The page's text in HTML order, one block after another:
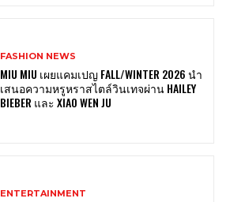
FASHION NEWS
MIU MIU เผยแคมเปญ FALL/WINTER 2026 นำ
เสนอความหรูหราสไตล์วินเทจผ่าน HAILEY
BIEBER และ XIAO WEN JU
ENTERTAINMENT